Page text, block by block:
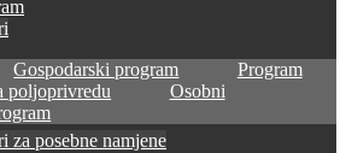
Gospodarski program
Program
poljoprivredu
Osobni
za posebne namjene